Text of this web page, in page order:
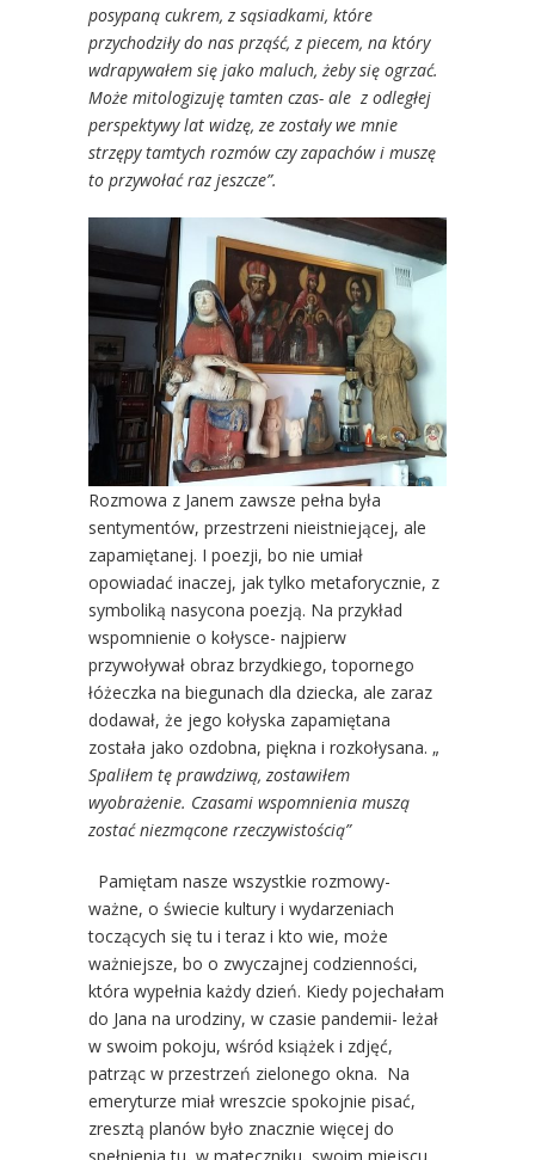
posypaną cukrem, z sąsiadkami, które
przychodziły do nas prząść, z piecem, na który
wdrapywałem się jako maluch, żeby się ogrzać.
Może mitologizuję tamten czas- ale z odległej
perspektywy lat widzę, ze zostały we mnie
strzępy tamtych rozmów czy zapachów i muszę
to przywołać raz jeszcze”.
Rozmowa z Janem zawsze pełna była
sentymentów, przestrzeni nieistniejącej, ale
zapamiętanej. I poezji, bo nie umiał
opowiadać inaczej, jak tylko metaforycznie, z
symboliką nasycona poezją. Na przykład
wspomnienie o kołysce- najpierw
przywoływał obraz brzydkiego, topornego
łóżeczka na biegunach dla dziecka, ale zaraz
dodawał, że jego kołyska zapamiętana
została jako ozdobna, piękna i rozkołysana. „
Spaliłem tę prawdziwą, zostawiłem
wyobrażenie. Czasami wspomnienia muszą
zostać niezmącone rzeczywistością”
Pamiętam nasze wszystkie rozmowy-
ważne, o świecie kultury i wydarzeniach
toczących się tu i teraz i kto wie, może
ważniejsze, bo o zwyczajnej codzienności,
która wypełnia każdy dzień. Kiedy pojechałam
do Jana na urodziny, w czasie pandemii- leżał
w swoim pokoju, wśród książek i zdjęć,
patrząc w przestrzeń zielonego okna. Na
emeryturze miał wreszcie spokojnie pisać,
zresztą planów było znacznie więcej do